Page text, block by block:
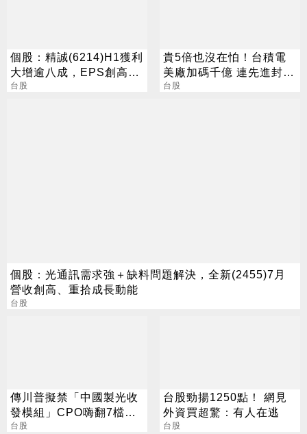
個股：精誠(6214)H1獲利
大增逾八成，EPS創高達
6.15元，H2強攻AI與全球
台股
貴5倍也沒在怕！台積電
美廠加碼千億 連先進封裝
也包辦
台股
個股：光通訊需求強＋缺料問題解決，全新(2455)7月
營收創高、重拾成長動能
台股
傳川普擬禁「中國製光收
發模組」CPO嗨翻7檔攻
漲停
台股
台股勁揚1250點！ 網見
外資買超驚：有人在逃
台股